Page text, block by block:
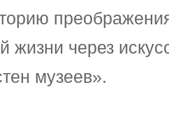
жизни через
музеев».